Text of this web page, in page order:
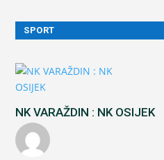
SPORT
NK VARAŽDIN : NK OSIJEK